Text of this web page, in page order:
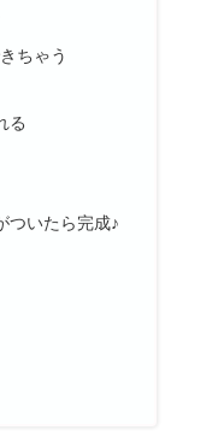
ちゃう
る
いたら完成♪